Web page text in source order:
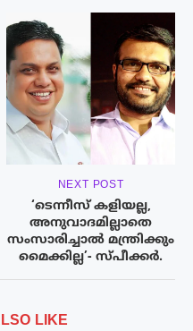
NEXT POST
‘ടെന്നീസ് കളിയല്ല,
അനുവാദമില്ലാതെ
സംസാരിച്ചാല്‍ മന്ത്രിക്കും
മൈക്കില്ല’- സ്പീക്കര്‍.
LIKE